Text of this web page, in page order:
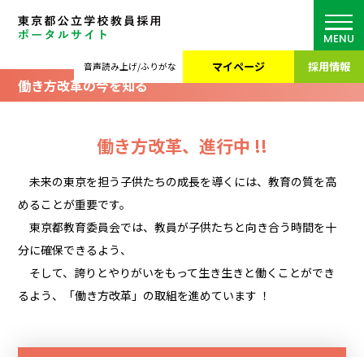
音声読み上げ/ふりがな マイページ 採用情報
MENU
働き方改革の今を知る
働き方改革、進行中 !!
未来の東京を担う子供たちの成長を導くには、教育の質を高
めることが重要です。
東京都教育委員会では、教員が子供たちと向き合う時間を十
分に確保できるよう、
そして、誇りとやりがいをもって生き生きと働くことができ
るよう、「働き方改革」の取組を進めています ！